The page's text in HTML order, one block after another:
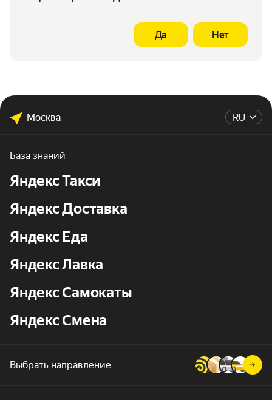
Да Нет
RU
Москва
База знаний
Яндекс Такси
Яндекс Доставка
Яндекс Еда
Яндекс Лавка
Яндекс Самокаты
Яндекс Смена
Выбрать направление